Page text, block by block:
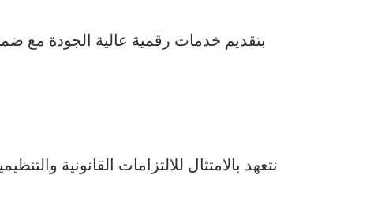
نتعهد بالامتثال للالتزامات القانونية